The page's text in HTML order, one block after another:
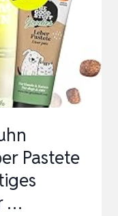
Pastete
…